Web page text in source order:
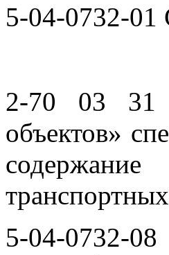
5-04-0732-01
2-70 03 31
объектов»
5-04-